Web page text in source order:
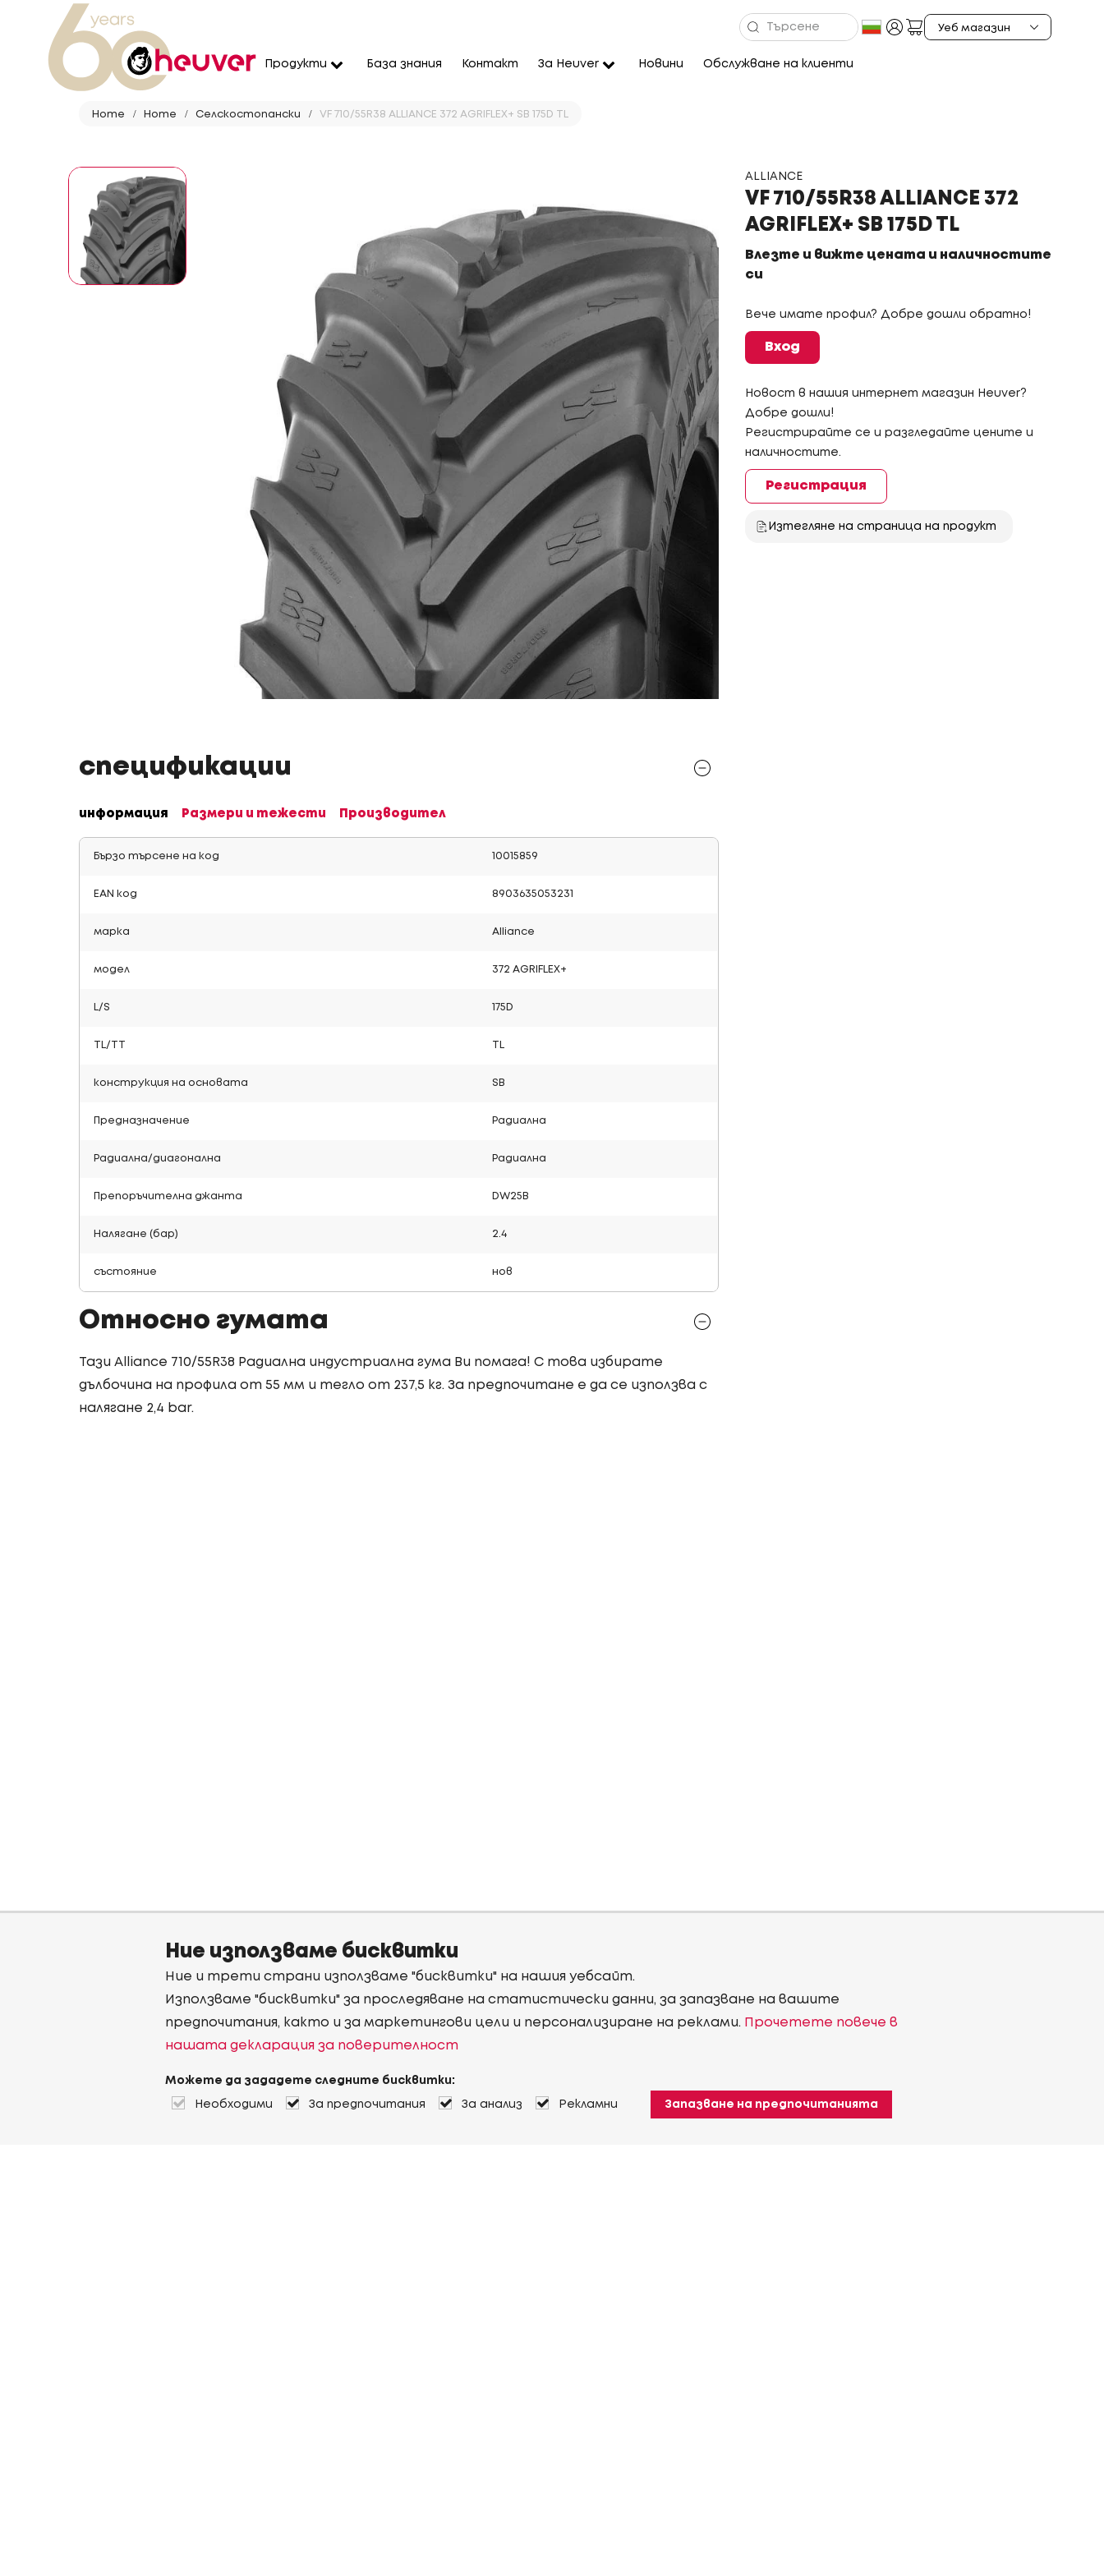
Продукти База знания Контакт За Heuver Новини Обслужване на клиенти
Home Home Селскостопански VF 710/55R38 ALLIANCE 372 AGRIFLEX+ SB 175D TL
ALLIANCE
VF 710/55R38 ALLIANCE 372
AGRIFLEX+ SB 175D TL
Влезте и вижте цената и наличностите
си
Вече имате профил? Добре дошли обратно!
Вход
Новост в нашия интернет магазин Heuver?
Добре дошли!
Регистрирайте се и разгледайте цените и
наличностите.
Регистрация
Изтегляне на страница на продукт
спецификации
информация Размери и тежести Производител
Бързо търсене на код 10015859
EAN код 8903635053231
марка Alliance
модел 372 AGRIFLEX+
L/S 175D
TL/TT
конструкция на основата SB
Предназначение Радиална
Радиална/диагонална Радиална
Препоръчителна джанта DW25B
Налягане (бар) 2.4
състояние нов
Относно гумата
Тази Alliance 710/55R38 Радиална индустриална гума Ви помага! С това избирате
дълбочина на профила от 55 мм и тегло от 237,5 кг. За предпочитане е да се използва с
налягане 2,4 bar.
Ние използваме бисквитки
Ние и трети страни използваме "бисквитки" на нашия уебсайт.
Използваме "бисквитки" за проследяване на статистически данни, за запазване на вашите
предпочитания, както и за маркетингови цели и персонализиране на реклами. Прочетете повече в
нашата декларация за поверителност
Можете да зададете следните бисквитки:
Необходими За предпочитания За анализ Рекламни Запазване на предпочитанията